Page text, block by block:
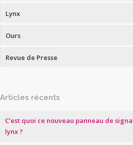
Lynx
Ours
Revue de Presse
Articles récents
C’est quoi ce nouveau panneau de
lynx ?